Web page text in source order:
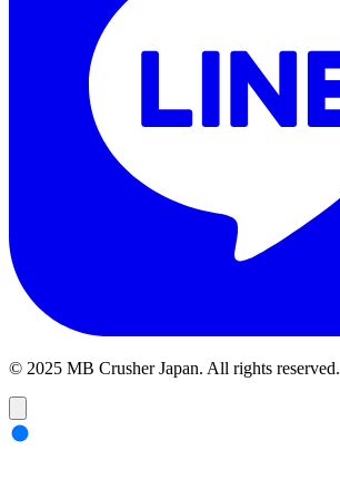
© 2025 MB Crusher Japan. All rights reserved.